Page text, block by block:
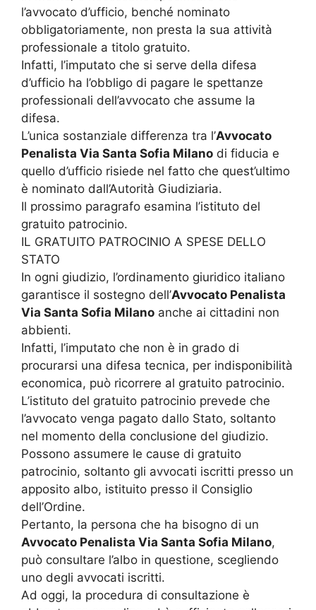
l’avvocato d’ufficio, benché nominato
obbligatoriamente, non presta la sua attività
professionale a titolo gratuito.
Infatti, l’imputato che si serve della difesa
d’ufficio ha l’obbligo di pagare le spettanze
professionali dell’avvocato che assume la
difesa.
L’unica sostanziale differenza tra l’Avvocato
Penalista Via Santa Sofia Milano di fiducia e
quello d’ufficio risiede nel fatto che quest’ultimo
è nominato dall’Autorità Giudiziaria.
Il prossimo paragrafo esamina l’istituto del
gratuito patrocinio.
IL GRATUITO PATROCINIO A SPESE DELLO
STATO
In ogni giudizio, l’ordinamento giuridico italiano
garantisce il sostegno dell’Avvocato Penalista
Via Santa Sofia Milano anche ai cittadini non
abbienti.
Infatti, l’imputato che non è in grado di
procurarsi una difesa tecnica, per indisponibilità
economica, può ricorrere al gratuito patrocinio.
L’istituto del gratuito patrocinio prevede che
l’avvocato venga pagato dallo Stato, soltanto
nel momento della conclusione del giudizio.
Possono assumere le cause di gratuito
patrocinio, soltanto gli avvocati iscritti presso un
apposito albo, istituito presso il Consiglio
dell’Ordine.
Pertanto, la persona che ha bisogno di un
Avvocato Penalista Via Santa Sofia Milano,
può consultare l’albo in questione, scegliendo
uno degli avvocati iscritti.
Ad oggi, la procedura di consultazione è